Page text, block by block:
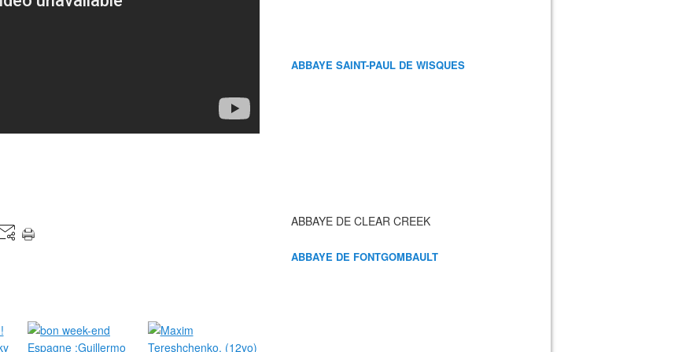
ABBAYE SAINT-PAUL DE WISQUES
ABBAYE DE CLEAR CREEK
ABBAYE DE FONTGOMBAULT